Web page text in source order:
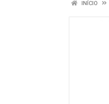
INÍCIO